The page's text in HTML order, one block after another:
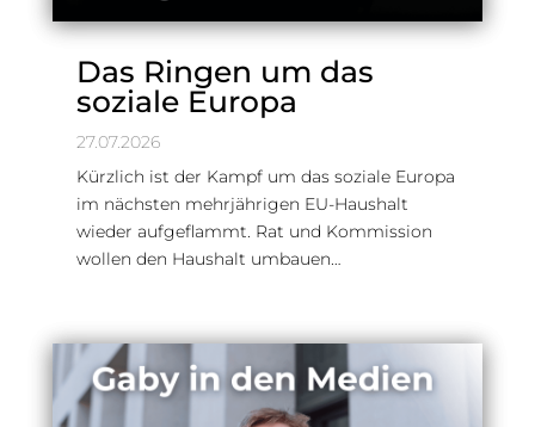
Das Ringen um das
soziale Europa
27.07.2026
Kürzlich ist der Kampf um das soziale Europa
im nächsten mehrjährigen EU-Haushalt
wieder aufgeflammt. Rat und Kommission
wollen den Haushalt umbauen…